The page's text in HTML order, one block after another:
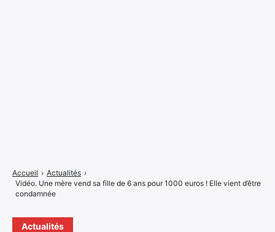
Actualités
Accueil › Actualités ›
Vidéo. Une mère vend sa fille de 6 ans pour 1000 euros ! Elle vient d’être
condamnée